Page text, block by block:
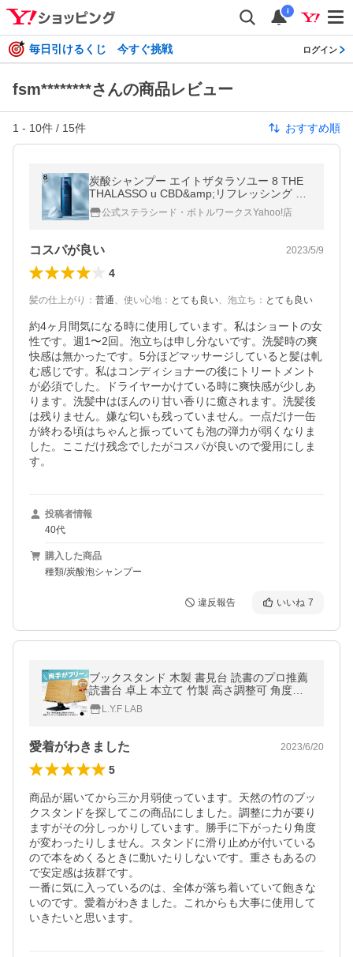
i
毎日引けるくじ 今すぐ挑戦 ログイン
fsm********さんの商品レビュー
1 - 10件 / 15件 おすすめ順
炭酸シャンプー エイトザタラソユー 8 THE
THALASSO u CBD&amp;リフレッシング バ
ブルスパ 170g ヘアケア 炭酸泡シャンプー
公式ステラシード・ボトルワークスYahoo!店
コスパが良い 2023/5/9
4
髪の仕上がり ： 普通、 使い心地 ： とても良い、 泡立ち ： とても良い
約4ヶ月間気になる時に使用しています。私はショートの女
性です。週1〜2回。泡立ちは申し分ないです。洗髪時の爽
快感は無かったです。5分ほどマッサージしていると髪は軋
む感じです。私はコンディショナーの後にトリートメント
が必須でした。ドライヤーかけている時に爽快感が少しあ
ります。洗髪中はほんのり甘い香りに癒されます。洗髪後
は残りません。嫌な匂いも残っていません。一点だけ一缶
が終わる頃はちゃんと振っていても泡の弾力が弱くなりま
した。ここだけ残念でしたがコスパが良いので愛用にしま
す。
投稿者情報
40代
購入した商品
種類/炭酸泡シャンプー
違反報告 いいね 7
ブックスタンド 木製 書見台 読書のプロ推薦
読書台 卓上 本立て 竹製 高さ調整可 角度調
整可 資格試験 勉強 L.Y.F LAB
L.Y.F LAB
愛着がわきました 2023/6/20
5
商品が届いてから三か月弱使っています。天然の竹のブッ
クスタンドを探してこの商品にしました。調整に力が要り
ますがその分しっかりしています。勝手に下がったり角度
が変わったりしません。スタンドに滑り止めが付いている
ので本をめくるときに動いたりしないです。重さもあるの
で安定感は抜群です。
一番に気に入っているのは、全体が落ち着いていて飽きな
いのです。愛着がわきました。これからも大事に使用して
いきたいと思います。